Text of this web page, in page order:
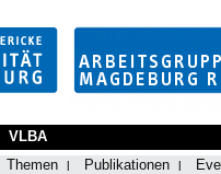
Themen Publikationen
VLBA